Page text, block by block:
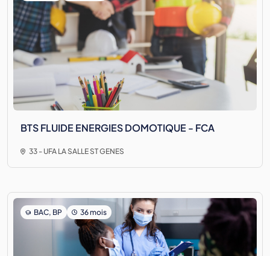
BTS FLUIDE ENERGIES DOMOTIQUE - FCA
33 - UFA LA SALLE ST GENES
BAC, BP 36 mois